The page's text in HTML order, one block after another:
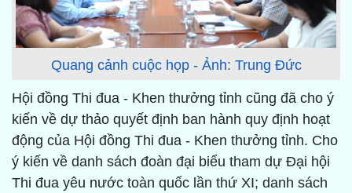
Quang cảnh cuộc họp - Ảnh: Trung Đức
Hội đồng Thi đua - Khen thưởng tỉnh cũng đã cho ý
kiến về dự thảo quyết định ban hành quy định hoạt
động của Hội đồng Thi đua - Khen thưởng tỉnh. Cho
ý kiến về danh sách đoàn đại biểu tham dự Đại hội
Thi đua yêu nước toàn quốc lần thứ XI; danh sách